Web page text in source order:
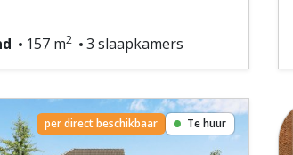
157 m2 3 slaapkamers
per direct beschikbaar Te huur